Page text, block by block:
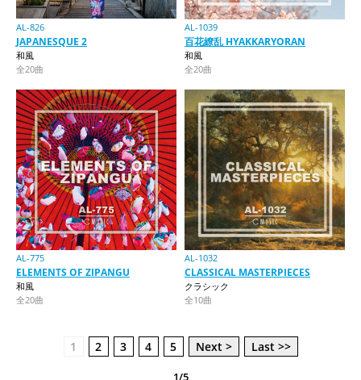
AL-826
JAPANESQUE 2
和風
全20曲
AL-1039
百花繚乱 HYAKKARYORAN
和風
全20曲
AL-775
ELEMENTS OF ZIPANGU
和風
全20曲
AL-1032
CLASSICAL MASTERPIECES
クラシック
全10曲
1 2 3 4 5 Next > Last >>